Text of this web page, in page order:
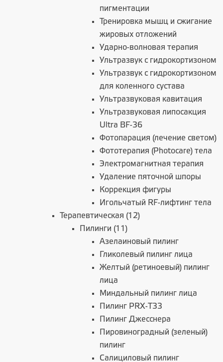
пигментации
Тренировка мышц и сжигание
жировых отложений
Ударно-волновая терапия
Ультразвук с гидрокортизоном
Ультразвук с гидрокортизоном
для коленного сустава
Ультразвуковая кавитация
Ультразвуковая липосакция
Ultra BF-36
Фотопарация (лечение светом)
Фототерапия (Photocare) тела
Электромагнитная терапия
Удаление пяточной шпоры
Коррекция фигуры
Игольчатый RF-лифтинг тела
Терапевтическая (12)
Пилинги (11)
Азелаиновый пилинг
Гликолевый пилинг лица
Желтый (ретиноевый) пилинг
лица
Миндальный пилинг лица
Пилинг PRX-T33
Пилинг Джесснера
Пировиноградный (зеленый)
пилинг
Салициловый пилинг